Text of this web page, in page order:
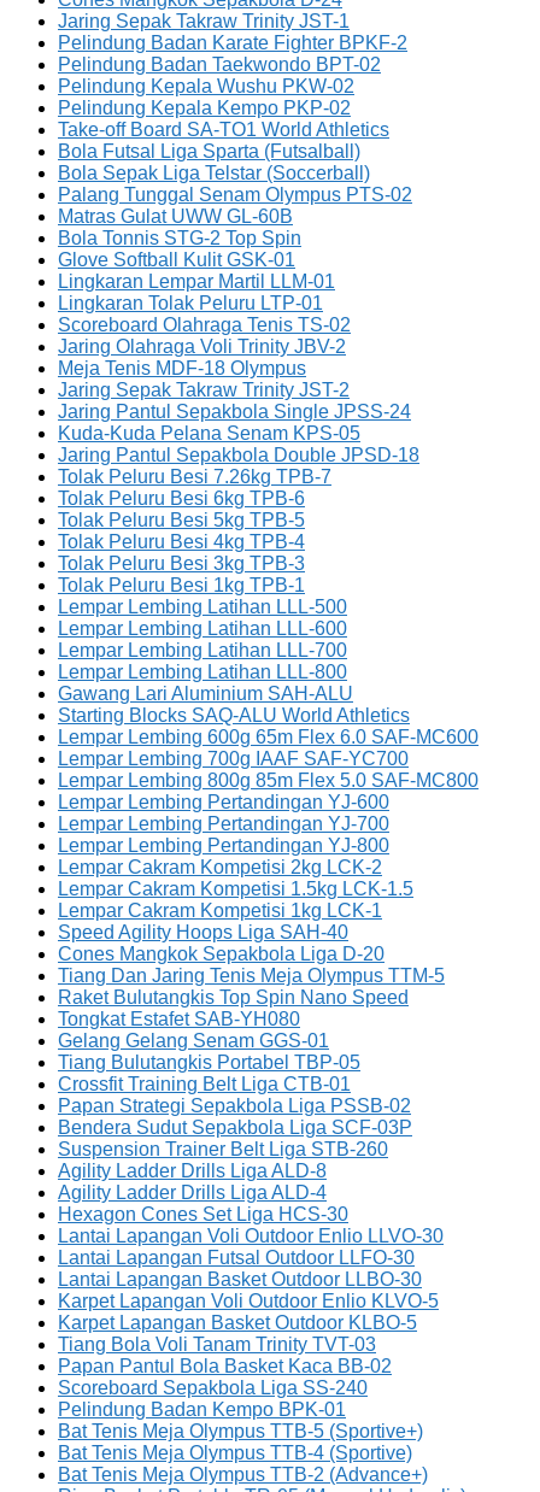
Jaring Sepak Takraw Trinity JST-1
Pelindung Badan Karate Fighter BPKF-2
Pelindung Badan Taekwondo BPT-02
Pelindung Kepala Wushu PKW-02
Pelindung Kepala Kempo PKP-02
Take-off Board SA-TO1 World Athletics
Bola Futsal Liga Sparta (Futsalball)
Bola Sepak Liga Telstar (Soccerball)
Palang Tunggal Senam Olympus PTS-02
Matras Gulat UWW GL-60B
Bola Tonnis STG-2 Top Spin
Glove Softball Kulit GSK-01
Lingkaran Lempar Martil LLM-01
Lingkaran Tolak Peluru LTP-01
Scoreboard Olahraga Tenis TS-02
Jaring Olahraga Voli Trinity JBV-2
Meja Tenis MDF-18 Olympus
Jaring Sepak Takraw Trinity JST-2
Jaring Pantul Sepakbola Single JPSS-24
Kuda-Kuda Pelana Senam KPS-05
Jaring Pantul Sepakbola Double JPSD-18
Tolak Peluru Besi 7.26kg TPB-7
Tolak Peluru Besi 6kg TPB-6
Tolak Peluru Besi 5kg TPB-5
Tolak Peluru Besi 4kg TPB-4
Tolak Peluru Besi 3kg TPB-3
Tolak Peluru Besi 1kg TPB-1
Lempar Lembing Latihan LLL-500
Lempar Lembing Latihan LLL-600
Lempar Lembing Latihan LLL-700
Lempar Lembing Latihan LLL-800
Gawang Lari Aluminium SAH-ALU
Starting Blocks SAQ-ALU World Athletics
Lempar Lembing 600g 65m Flex 6.0 SAF-MC600
Lempar Lembing 700g IAAF SAF-YC700
Lempar Lembing 800g 85m Flex 5.0 SAF-MC800
Lempar Lembing Pertandingan YJ-600
Lempar Lembing Pertandingan YJ-700
Lempar Lembing Pertandingan YJ-800
Lempar Cakram Kompetisi 2kg LCK-2
Lempar Cakram Kompetisi 1.5kg LCK-1.5
Lempar Cakram Kompetisi 1kg LCK-1
Speed Agility Hoops Liga SAH-40
Cones Mangkok Sepakbola Liga D-20
Tiang Dan Jaring Tenis Meja Olympus TTM-5
Raket Bulutangkis Top Spin Nano Speed
Tongkat Estafet SAB-YH080
Gelang Gelang Senam GGS-01
Tiang Bulutangkis Portabel TBP-05
Crossfit Training Belt Liga CTB-01
Papan Strategi Sepakbola Liga PSSB-02
Bendera Sudut Sepakbola Liga SCF-03P
Suspension Trainer Belt Liga STB-260
Agility Ladder Drills Liga ALD-8
Agility Ladder Drills Liga ALD-4
Hexagon Cones Set Liga HCS-30
Lantai Lapangan Voli Outdoor Enlio LLVO-30
Lantai Lapangan Futsal Outdoor LLFO-30
Lantai Lapangan Basket Outdoor LLBO-30
Karpet Lapangan Voli Outdoor Enlio KLVO-5
Karpet Lapangan Basket Outdoor KLBO-5
Tiang Bola Voli Tanam Trinity TVT-03
Papan Pantul Bola Basket Kaca BB-02
Scoreboard Sepakbola Liga SS-240
Pelindung Badan Kempo BPK-01
Bat Tenis Meja Olympus TTB-5 (Sportive+)
Bat Tenis Meja Olympus TTB-4 (Sportive)
Bat Tenis Meja Olympus TTB-2 (Advance+)